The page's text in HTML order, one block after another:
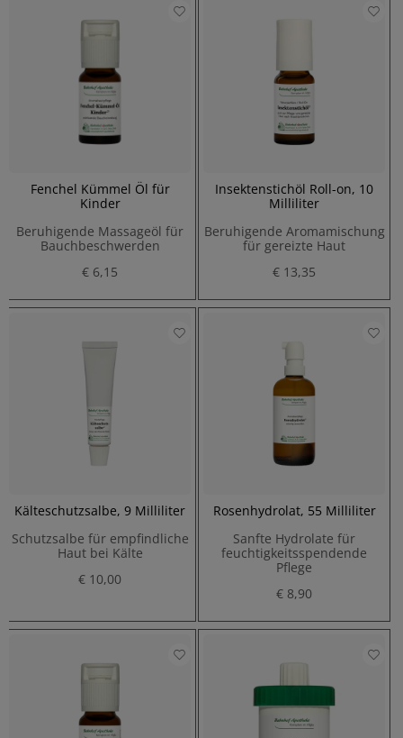
Fenchel Kümmel Öl für
Kinder
Beruhigende Massageöl für
Bauchbeschwerden
€ 6,15
Insektenstichöl Roll-on, 10
Milliliter
Beruhigende Aromamischung
für gereizte Haut
€ 13,35
Kälteschutzsalbe, 9 Milliliter
Schutzsalbe für empfindliche
Haut bei Kälte
€ 10,00
Rosenhydrolat, 55 Milliliter
Sanfte Hydrolate für
feuchtigkeitsspendende
Pflege
€ 8,90